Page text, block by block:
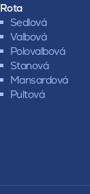
Rota
Sedlová
Valbová
Polovalbová
Stanová
Mansardová
Pultová